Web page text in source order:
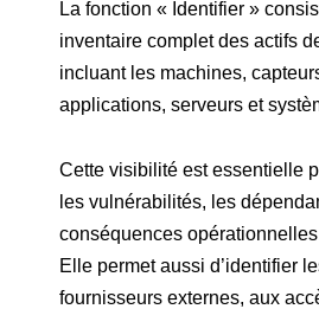
La fonction « Identifier »
inventaire complet des actifs
incluant les machines,
applications, serveurs et
Cette visibilité est essentielle
les vulnérabilités, les
conséquences opérationnelles
Elle permet aussi d’identifier
fournisseurs externes, aux